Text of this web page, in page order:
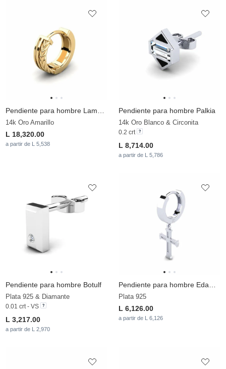
Pendiente para hombre Lamentin
14k Oro Amarillo
L 18,320.00
a partir de L 5,538
Pendiente para hombre Palkia
14k Oro Blanco & Circonita
0.2 crt
L 8,714.00
a partir de L 5,786
Pendiente para hombre Botulf
Plata 925 & Diamante
0.01 crt - VS
L 3,217.00
a partir de L 2,970
Pendiente para hombre Edamon
Plata 925
L 6,126.00
a partir de L 6,126